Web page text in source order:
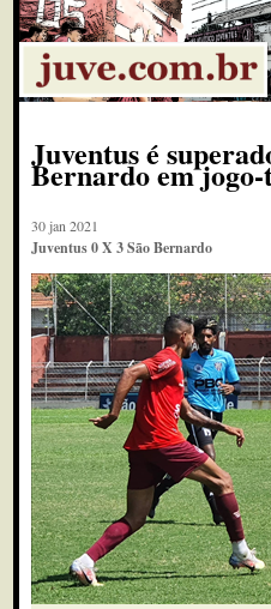
Juventus é
Bernardo em
30 jan 2021
Juventus 0 X 3 São Bernardo